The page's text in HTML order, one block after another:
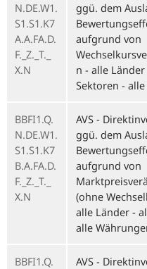
N.DE.W1.
S1.S1.K7
A.A.FA.D.
F._Z._T._
X.N
ggü. dem
aufgrund von
n - alle
Sektoren -
BBFI1.Q.
N.DE.W1.
S1.S1.K7
B.A.FA.D.
F._Z._T._
X.N
AVS -
ggü. dem
aufgrund von
(ohne
alle Länder -
alle
BBFI1.Q.
AVS -